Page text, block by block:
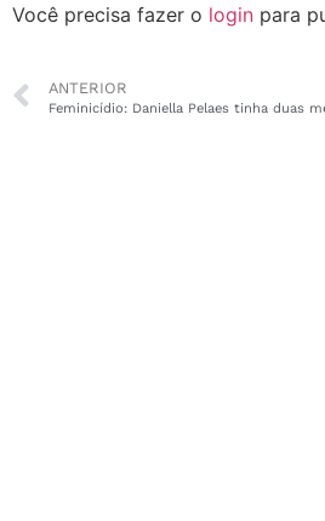
Você precisa fazer o login para
ANTERIOR